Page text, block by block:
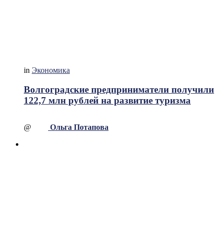
in Экономика
Волгоградские предприниматели получили
122,7 млн рублей на развитие туризма
@ Ольга Потапова